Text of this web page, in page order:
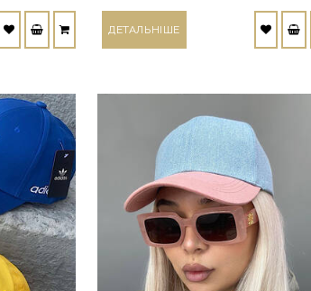
ДЕТАЛЬНIШЕ